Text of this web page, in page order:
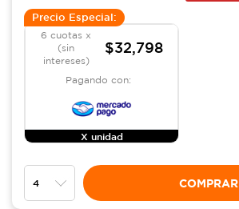
Precio Especial:
6 cuotas x
(sin
intereses)
$32,798
Pagando con:
X unidad
COMPRAR